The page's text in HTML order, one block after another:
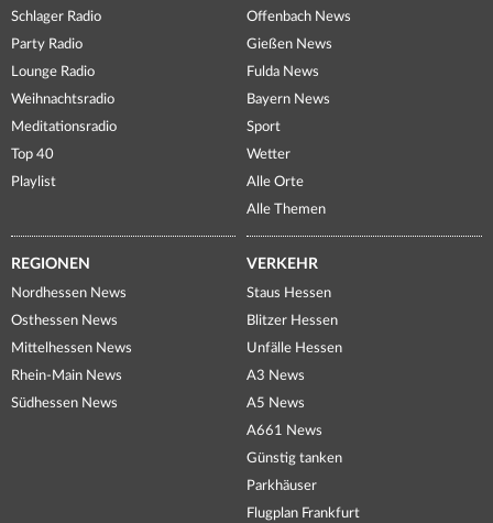
Schlager Radio
Party Radio
Lounge Radio
Weihnachtsradio
Meditationsradio
Top 40
Playlist
Offenbach News
Gießen News
Fulda News
Bayern News
Sport
Wetter
Alle Orte
Alle Themen
REGIONEN
Nordhessen News
Osthessen News
Mittelhessen News
Rhein-Main News
Südhessen News
VERKEHR
Staus Hessen
Blitzer Hessen
Unfälle Hessen
A3 News
A5 News
A661 News
Günstig tanken
Parkhäuser
Flugplan Frankfurt